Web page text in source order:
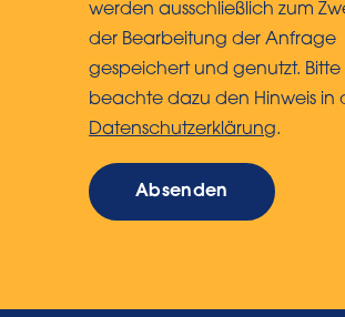
werden ausschließlich zum
der Bearbeitung der Anfrage
gespeichert und genutzt. Bitte
beachte dazu den Hinweis in
Datenschutzerklärung.
Absenden